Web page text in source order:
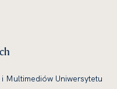
Multimediów Uniwersytetu